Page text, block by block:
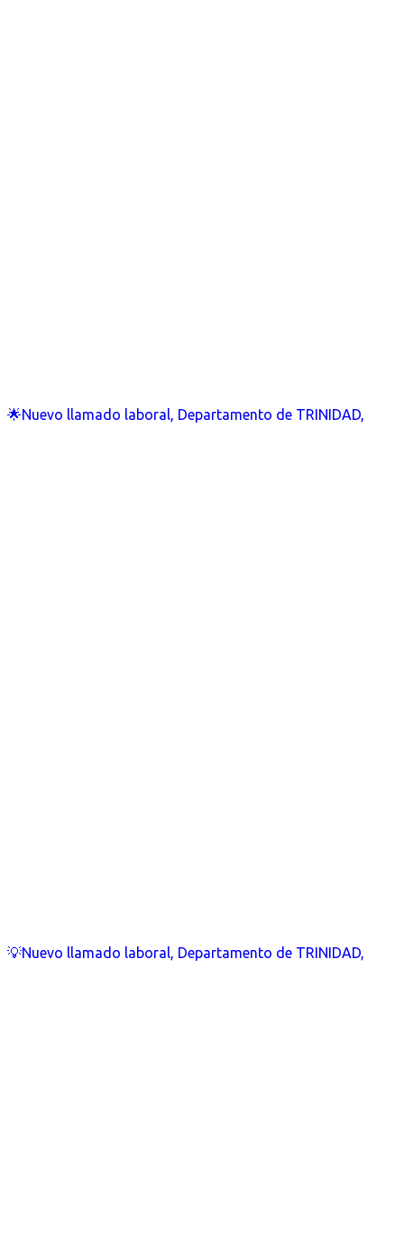
🌟Nuevo llamado laboral, Departamento de TRINIDAD,
💡Nuevo llamado laboral, Departamento de TRINIDAD,